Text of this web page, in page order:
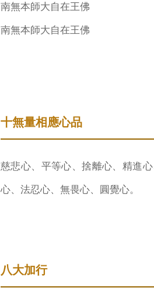
南無本師大自在王佛
南無本師大自在王佛
十無量相應心品
慈悲心、平等心、捨離心、精進
心、法忍心、無畏心、圓覺心。
八大加行